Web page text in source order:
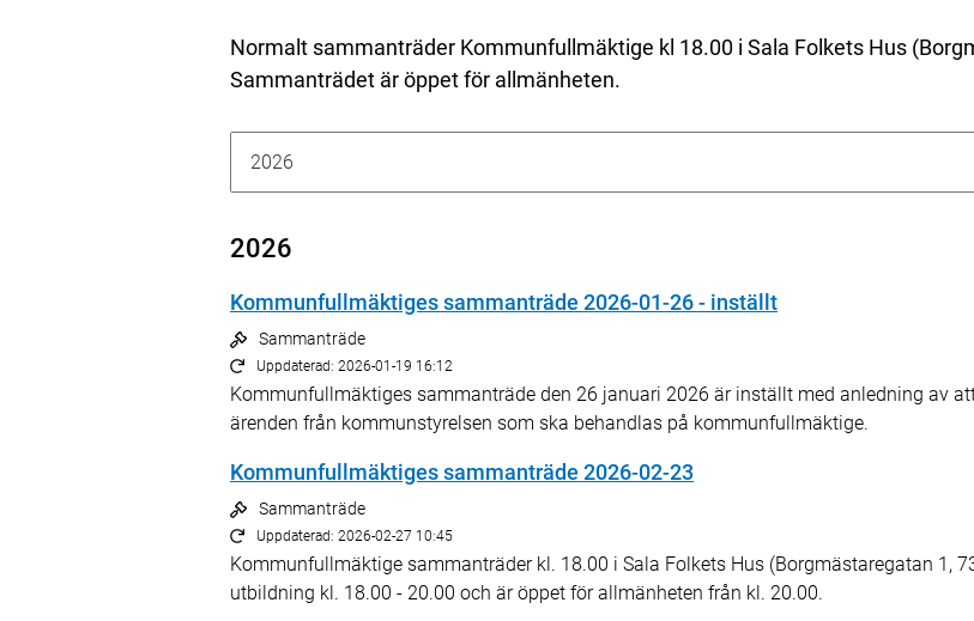
Normalt sammanträder Kommunfullmäktige kl 18.00 i Sala Folkets Hus
Sammanträdet är öppet för allmänheten.
2026
Kommunfullmäktiges sammanträde 2026-01-26 - inställt
Sammanträde
Uppdaterad: 2026-01-19 16:12
Kommunfullmäktiges sammanträde den 26 januari 2026 är inställt med anledning av
ärenden från kommunstyrelsen som ska behandlas på kommunfullmäktige.
Kommunfullmäktiges sammanträde 2026-02-23
Sammanträde
Uppdaterad: 2026-02-27 10:45
Kommunfullmäktige sammanträder kl. 18.00 i Sala Folkets Hus (Borgmästaregatan 1,
utbildning kl. 18.00 - 20.00 och är öppet för allmänheten från kl. 20.00.